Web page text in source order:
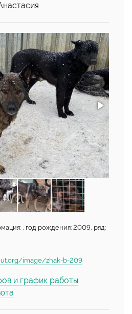
, год рождения: 2009, ряд:
image/zhak-b-209
и график работы